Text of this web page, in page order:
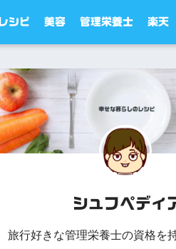
レシピ 美容 管理栄養士 楽天
シュフペディ
旅行好きな管理栄養士の資格を